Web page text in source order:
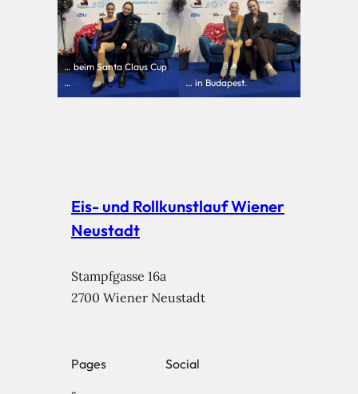
… beim Santa Claus Cup
…
… in Budapest.
Eis- und Rollkunstlauf Wiener
Neustadt
Stampfgasse 16a
2700 Wiener Neustadt
Pages Social